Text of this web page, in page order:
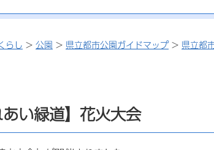
らし > 公園 > 県立都市公園ガイドマップ> 県立都
あい緑道】花火大会